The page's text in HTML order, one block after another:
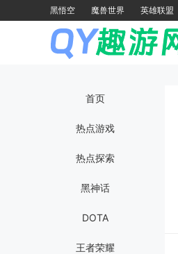
黑悟空 魔兽世界 英雄联盟
首页
热点游戏
热点探索
黑神话
DOTA
王者荣耀